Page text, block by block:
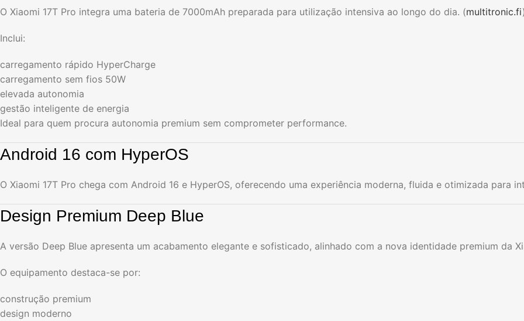
O Xiaomi 17T Pro integra uma bateria de 7000mAh preparada para utilização intensiva ao longo do dia. (multitronic.fi
Inclui:
carregamento rápido HyperCharge
carregamento sem fios 50W
elevada autonomia
gestão inteligente de energia
Ideal para quem procura autonomia premium sem comprometer performance.
Android 16 com HyperOS
O Xiaomi 17T Pro chega com Android 16 e HyperOS, oferecendo uma experiência moderna, fluida e otimizada para
Design Premium Deep Blue
A versão Deep Blue apresenta um acabamento elegante e sofisticado, alinhado com a nova identidade premium da
O equipamento destaca-se por:
construção premium
design moderno